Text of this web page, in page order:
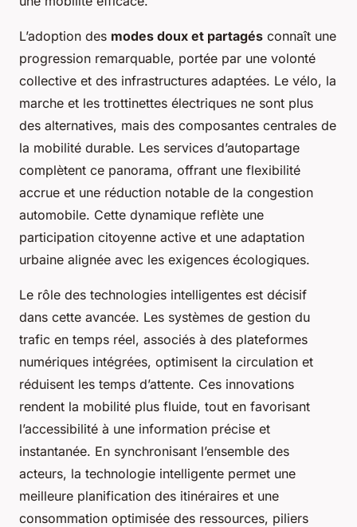
L’adoption des modes doux et partagés connaît une
progression remarquable, portée par une volonté
collective et des infrastructures adaptées. Le vélo, la
marche et les trottinettes électriques ne sont plus
des alternatives, mais des composantes centrales de
la mobilité durable. Les services d’autopartage
complètent ce panorama, offrant une flexibilité
accrue et une réduction notable de la congestion
automobile. Cette dynamique reflète une
participation citoyenne active et une adaptation
urbaine alignée avec les exigences écologiques.
Le rôle des technologies intelligentes est décisif
dans cette avancée. Les systèmes de gestion du
trafic en temps réel, associés à des plateformes
numériques intégrées, optimisent la circulation et
réduisent les temps d’attente. Ces innovations
rendent la mobilité plus fluide, tout en favorisant
l’accessibilité à une information précise et
instantanée. En synchronisant l’ensemble des
acteurs, la technologie intelligente permet une
meilleure planification des itinéraires et une
consommation optimisée des ressources, piliers